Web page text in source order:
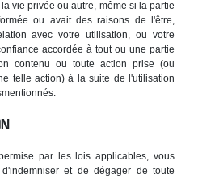
vie privée ou autre, même si la partie
ou avait des raisons de l'être,
avec votre utilisation, ou votre
accordée à tout ou une partie
contenu ou toute action prise (ou
telle action) à la suite de l'utilisation
par les lois applicables, vous
et de dégager de toute